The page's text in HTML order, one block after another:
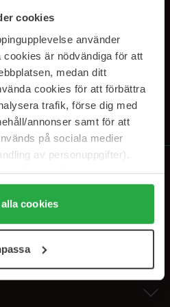
cookies
använder
är nödvändiga för att
medan ditt
cookies för att förbättra
trafik, förse dig med
annonser samt för att
på sociala medier
av personuppgifter).
alla cookies" accepterar du
"Detaljer" kan anpassa
kan när som helst återkalla
cookies
PÅ VÅRA
du vårIntegritetspolicy.